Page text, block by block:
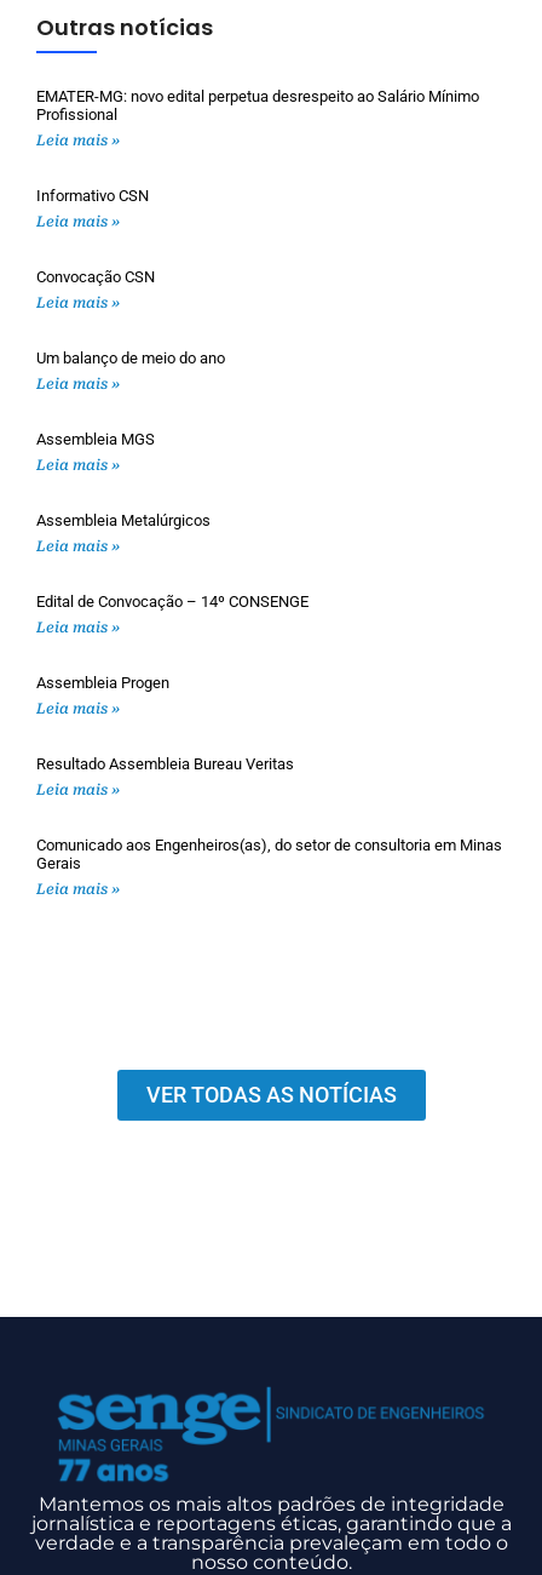
Outras notícias
EMATER-MG: novo edital perpetua desrespeito ao Salário Mínimo
Profissional
Leia mais »
Informativo CSN
Leia mais »
Convocação CSN
Leia mais »
Um balanço de meio do ano
Leia mais »
Assembleia MGS
Leia mais »
Assembleia Metalúrgicos
Leia mais »
Edital de Convocação – 14º CONSENGE
Leia mais »
Assembleia Progen
Leia mais »
Resultado Assembleia Bureau Veritas
Leia mais »
Comunicado aos Engenheiros(as), do setor de consultoria em Minas
Gerais
Leia mais »
VER TODAS AS NOTÍCIAS
Mantemos os mais altos padrões de integridade
jornalística e reportagens éticas, garantindo que a
verdade e a transparência prevaleçam em todo o
nosso conteúdo.